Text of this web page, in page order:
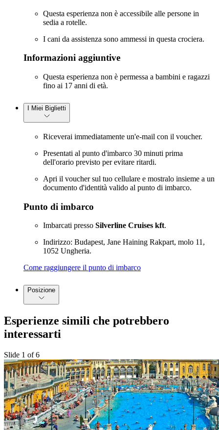
Questa esperienza non è accessibile alle persone in
sedia a rotelle.
I cani da assistenza sono ammessi in questa crociera.
Informazioni aggiuntive
Questa esperienza non è permessa a bambini e ragazzi
fino ai 17 anni di età.
I Miei Biglietti
Riceverai immediatamente un'e-mail con il voucher.
Presentati al punto d'imbarco 30 minuti prima
dell'orario previsto per evitare ritardi.
Apri il voucher sul tuo cellulare e mostralo insieme a un
documento d'identità valido al punto di imbarco.
Punto di imbarco
Imbarcati presso Silverline Cruises kft.
Indirizzo: Budapest, Jane Haining Rakpart, molo 11,
1052 Ungheria.
Come raggiungere il punto di imbarco
Posizione
Esperienze simili che potrebbero
interessarti
Slide 1 of 6